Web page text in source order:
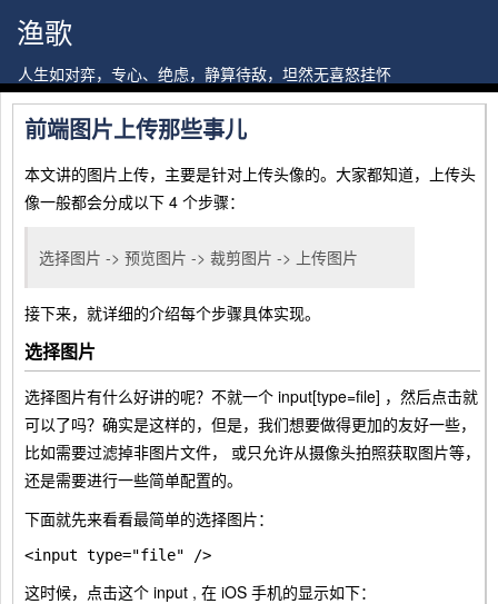
渔歌
人生如对弈，专心、绝虑，静算待敌，坦然无喜怒挂怀
前端图片上传那些事儿
本文讲的图片上传，主要是针对上传头像的。大家都知道，上传头
像一般都会分成以下 4 个步骤：
选择图片 -> 预览图片 -> 裁剪图片 -> 上传图片
接下来，就详细的介绍每个步骤具体实现。
选择图片
选择图片有什么好讲的呢？不就一个 input[type=file] ，然后点击就
可以了吗？确实是这样的，但是，我们想要做得更加的友好一些，
比如需要过滤掉非图片文件， 或只允许从摄像头拍照获取图片等，
还是需要进行一些简单配置的。
下面就先来看看最简单的选择图片：
这时候，点击这个 input , 在 iOS 手机的显示如下：